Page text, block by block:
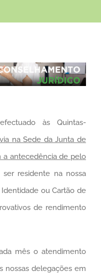
às Quintas-
na Sede da Junta de
antecedência de pelo
ser residente na nossa
ou Cartão de
de rendimento
mês o atendimento
nossas delegações em